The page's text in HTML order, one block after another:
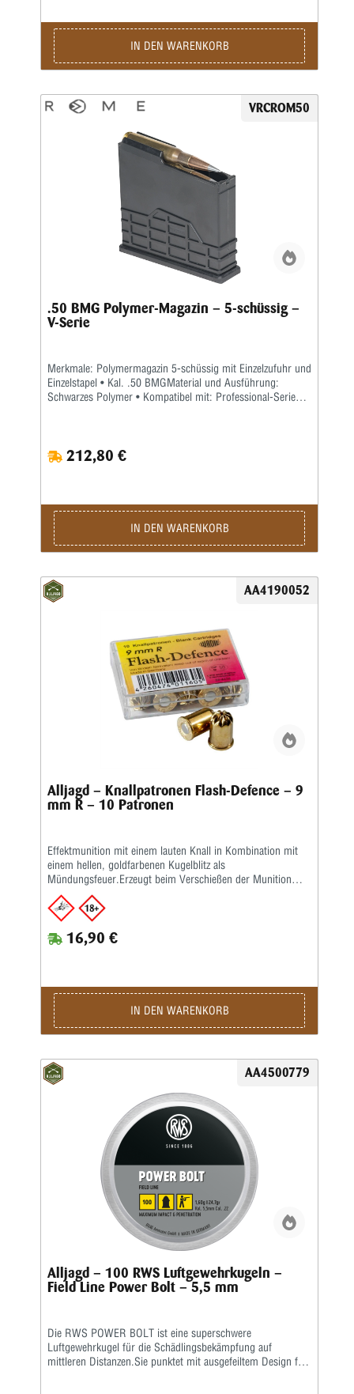
IN DEN WARENKORB
VRCROM50
.50 BMG Polymer-Magazin – 5-schüssig –
V-Serie
Merkmale: Polymermagazin 5-schüssig mit Einzelzufuhr und
Einzelstapel • Kal. .50 BMGMaterial und Ausführung:
Schwarzes Polymer • Kompatibel mit: Professional-Serie
212,80 €
IN DEN WARENKORB
AA4190052
Alljagd – Knallpatronen Flash-Defence – 9
mm R – 10 Patronen
Effektmunition mit einem lauten Knall in Kombination mit
einem hellen, goldfarbenen Kugelblitz als
Mündungsfeuer.Erzeugt beim Verschießen der Munition
eine hervorragende Abschreckwirkung!Diese Munition ist
für Gas- und Signal-Revolver vorgesehen.Pyrotechnische
Munition der Klassen PM-I und PM-IIHinweise für
Endverbraucher: Der Erwerb sowie die Verwendung von
pyrotechnischer Munition der Klasse PM-I auf befriedetem
pyrotechnischer Munition der Klasse PM-II ist ein
Munitionserwerbsschein oder eine Waffenhandelserlaubnis
mit entsprechendem Eintrag erforderlich.Die
bestimmungsgemäße Verwendung unsere pyrotechnische
Waffen mit dazugehörigen PTB-zugelassenen
Abschussbecher.
16,90 €
IN DEN WARENKORB
AA4500779
Alljagd – 100 RWS Luftgewehrkugeln –
Field Line Power Bolt – 5,5 mm
Die RWS POWER BOLT ist eine superschwere
Luftgewehrkugel für die Schädlingsbekämpfung auf
mittleren Distanzen.Sie punktet mit ausgefeiltem Design für